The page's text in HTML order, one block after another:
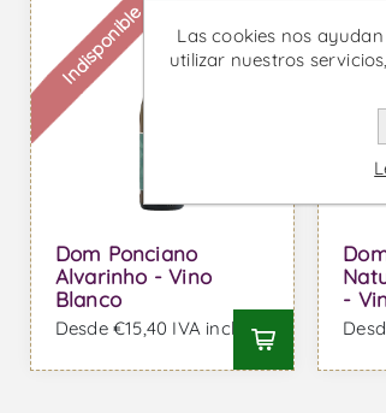
Indisponible
Dom Ponciano
Alvarinho - Vino
Blanco
Desde €15,40 IVA incl.
-
Las cookies nos
utilizar nuestros